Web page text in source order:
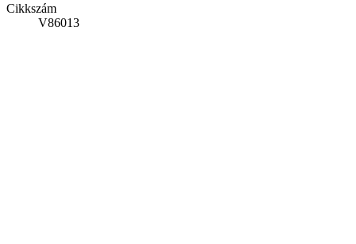
Cikkszám
V86013